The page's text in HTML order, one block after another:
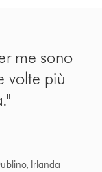
me sono
volte più
Irlanda